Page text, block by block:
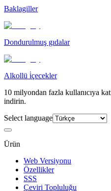
Baklagiller
Dondurulmuş gıdalar
Alkollü i̇çecekler
10 milyondan fazla kullanıcıya
indirin.
Select language
Ürün
Web Versiyonu
Özellikler
SSS
Çeviri Topluluğu